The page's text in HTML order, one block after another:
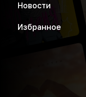
Новости
Избранное